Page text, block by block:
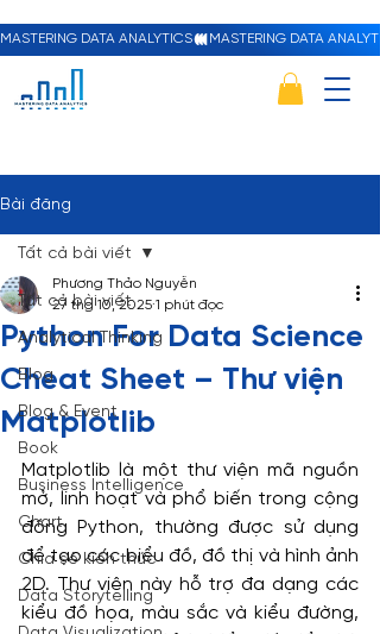
MASTERING DATA ANALYTICS
Bài đăng
Tất cả bài viết
Analytical Thinking
Blog
Blog & Event
Book
Business Intelligence
Chart
Chia sẻ kiến thức
Data Storytelling
Tất cả bài viết
Python For Data Science
Cheat Sheet – Thư viện
Matplotlib
Phương Thảo Nguyễn
27 thg 10, 2025 1 phút đọc
Matplotlib là một thư viện mã nguồn
mở, linh hoạt và phổ biến trong cộng
đồng Python, thường được sử dụng
để tạo các biểu đồ, đồ thị và hình ảnh
2D. Thư viện này hỗ trợ đa dạng các
kiểu đồ họa, màu sắc và kiểu đường,